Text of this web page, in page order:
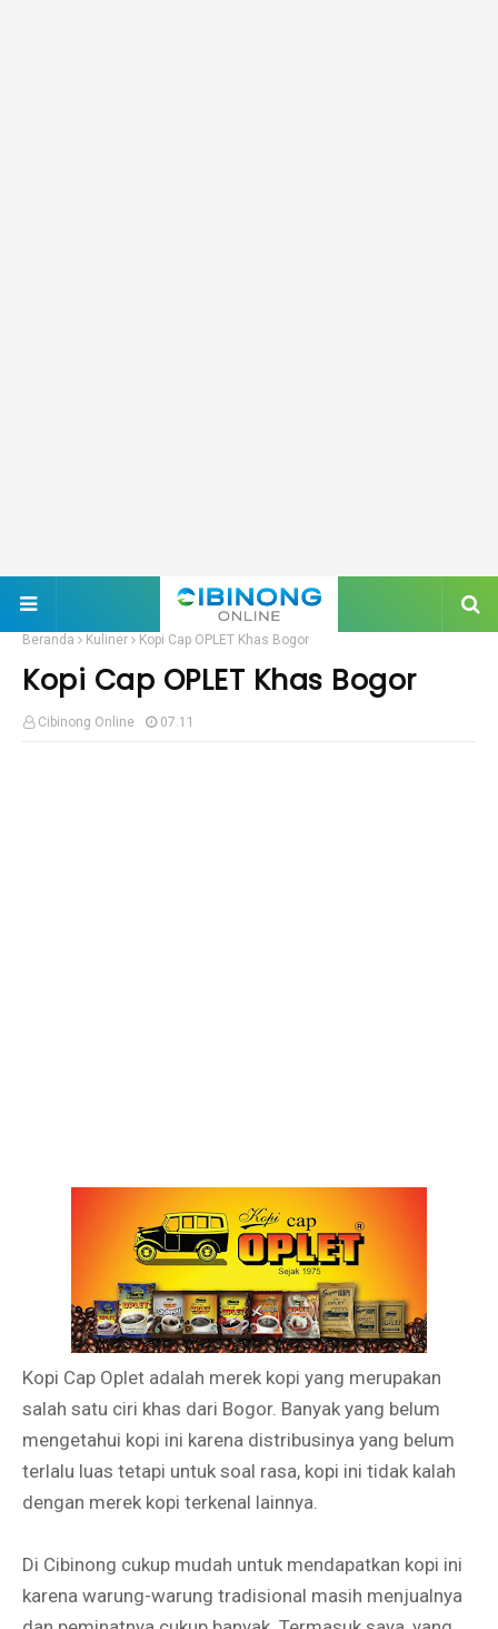
Beranda Kuliner Kopi Cap OPLET Khas Bogor
Kopi Cap OPLET Khas Bogor
Cibinong Online 07.11
Kopi Cap Oplet adalah merek kopi yang merupakan
salah satu ciri khas dari Bogor. Banyak yang belum
mengetahui kopi ini karena distribusinya yang belum
terlalu luas tetapi untuk soal rasa, kopi ini tidak kalah
dengan merek kopi terkenal lainnya.
Di Cibinong cukup mudah untuk mendapatkan kopi ini
karena warung-warung tradisional masih menjualnya